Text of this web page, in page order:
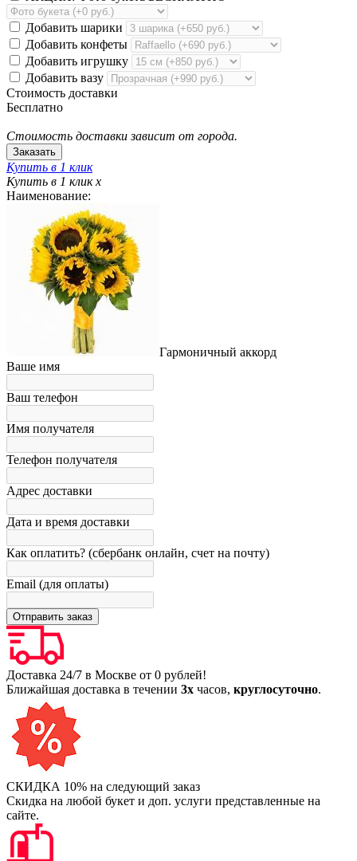
Добавить шарики
Добавить конфеты
Добавить игрушку
Добавить вазу
Стоимость доставки
Бесплатно
Стоимость доставки зависит от города.
Купить в 1 клик
Купить в 1 клик x
Наименование:
Гармоничный аккорд
Ваше имя
Ваш телефон
Имя получателя
Телефон получателя
Адрес доставки
Дата и время доставки
Как оплатить? (сбербанк онлайн, счет на почту)
Email (для оплаты)
Доставка 24/7 в Москве от 0 рублей!
Ближайшая доставка в течении 3х часов, круглосуточно.
СКИДКА 10% на следующий заказ
Скидка на любой букет и доп. услуги представленные на
сайте.